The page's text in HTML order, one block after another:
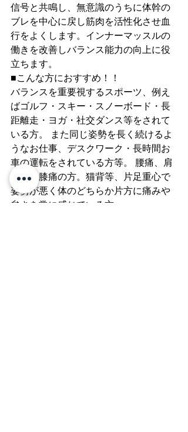
信号と共鳴し、無意識のうちに体幹の
ブレを中心に戻し筋肉を活性化させ血
行をよくします。インナーマッスルの
働きを改善しバランス能力の向上に役
立ちます。
■こんな方におすすめ！！
バランスを重要視するスポーツ、例え
ばゴルフ・スキー・スノーボード・長
距離走・ヨガ・社交ダンス等をされて
いる方。 また同じ姿勢を長く続けるよ
うなお仕事、デスクワーク・長時間お
車の運転をされている方等。 腰痛、肩
こり、膝痛の方。猫背等、片足重心で
姿勢が悪く体のどちらか片方に痛みや
怠さを常に感じている方。